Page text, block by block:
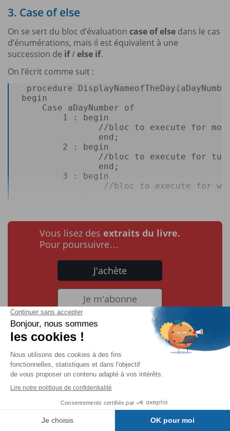
3. Case of else
On se sert du bloc d’évaluation case of else dans le cas
d’énumérations, mais il est équivalent à une
succession de if/else if.
On l’écrit comme suit :
procedure
begin
Case aDayNumber of
1 : begin
//bloc to execute for
end ;
2 : begin
//bloc to execute for
end ;
3 : begin
/ /bloc to execute for
Vous lisez des extraits du livre.
Pour poursuivre…
J'achète
Je m'abonne
Les directives de compilation
conditionnelles
Dans la section Options du projet du chapitre Prise en
main de l’IDE de Delphi 10.3, il a été vu qu’on peut
directives de compilation
Table des matières